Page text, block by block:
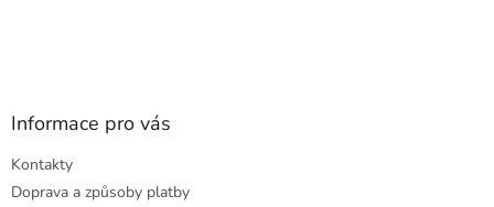
Informace pro vás
Kontakty
Doprava a způsoby platby